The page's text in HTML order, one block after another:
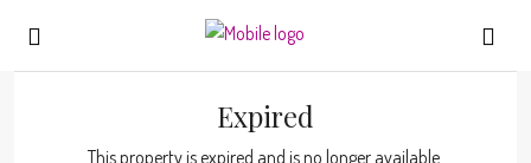
Expired
This property is expired and is no longer available.